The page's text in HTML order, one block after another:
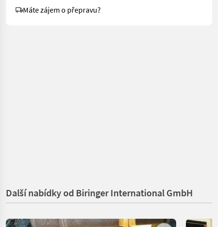
Máte zájem o přepravu?
Další nabídky od Biringer International GmbH